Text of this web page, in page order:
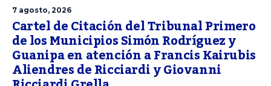
7 agosto, 2026
Cartel de Citación del Tribunal Primero
de los Municipios Simón Rodríguez y
Guanipa en atención a Francis Kairubis
Aliendres de Ricciardi y Giovanni